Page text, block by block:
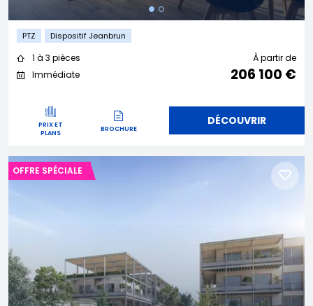
PTZ Dispositif Jeanbrun
1 à 3 pièces
Immédiate
À partir de
206 100 €
PRIX ET
PLANS
BROCHURE
DÉCOUVRIR
OFFRE SPÉCIALE